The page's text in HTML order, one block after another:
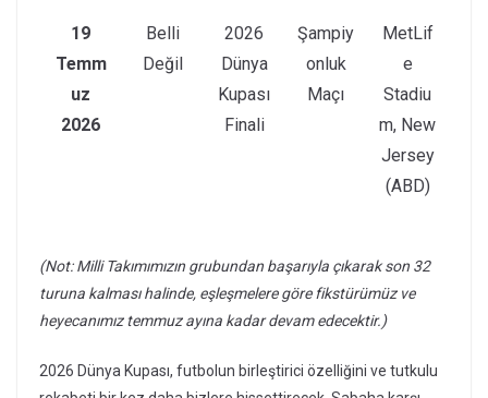
19
Temm
uz
2026
Belli
Değil
2026
Dünya
Kupası
Finali
Şampiy
onluk
Maçı
MetLif
e
Stadiu
m, New
Jersey
(ABD)
(Not: Milli Takımımızın grubundan başarıyla çıkarak son 32
turuna kalması halinde, eşleşmelere göre fikstürümüz ve
heyecanımız temmuz ayına kadar devam edecektir.)
2026 Dünya Kupası, futbolun birleştirici özelliğini ve tutkulu